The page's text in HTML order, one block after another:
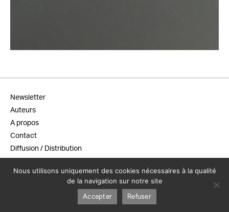
Newsletter
Auteurs
A propos
Contact
Diffusion / Distribution
Mentions légales
Nous utilisons uniquement des cookies nécessaires à la qualité
de la navigation sur notre site
Accepter Refuser